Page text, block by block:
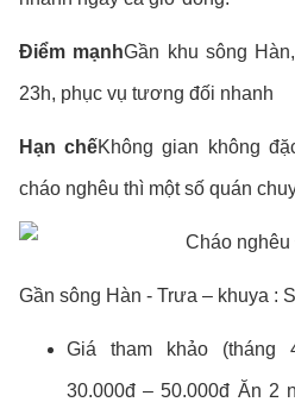
Điểm mạnhGần khu sông
23h, phục vụ tương đối nhanh
Hạn chếKhông gian không
cháo nghêu thì một số quán
Gần sông Hàn - Trưa – khuya :
Giá tham khảo (tháng
30.000đ – 50.000đ Ăn 2